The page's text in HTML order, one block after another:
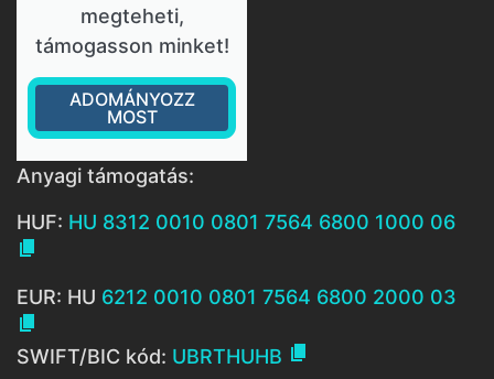
megteheti,
támogasson minket!
ADOMÁNYOZZ
MOST
Anyagi támogatás:
HUF: HU 8312 0010 0801 7564 6800 1000 06

EUR: HU 6212 0010 0801 7564 6800 2000 03

SWIFT/BIC kód: UBRTHUHB 